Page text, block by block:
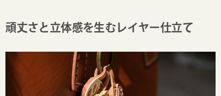
頑丈さと立体感を生むレイヤー仕立て